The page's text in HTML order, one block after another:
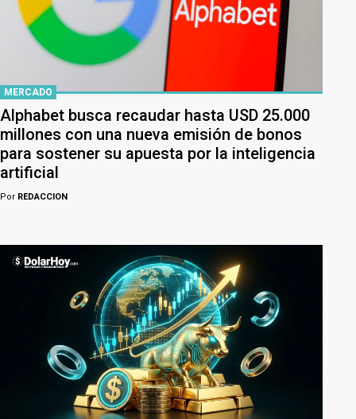
MERCADO
Alphabet busca recaudar hasta USD 25.000
millones con una nueva emisión de bonos
para sostener su apuesta por la inteligencia
artificial
Por REDACCION